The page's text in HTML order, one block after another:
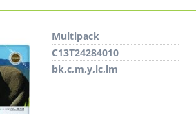
Multipack
C13T24284010
bk,c,m,y,lc,lm